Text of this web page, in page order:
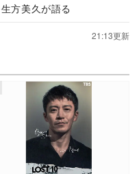
方美久が語る
21:13更新